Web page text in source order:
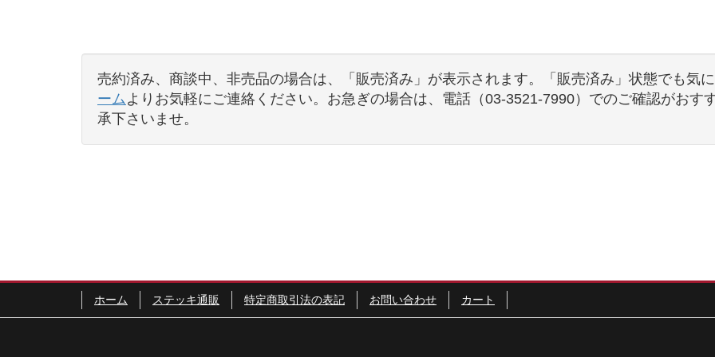
売約済み、商談中、非売品の場合は、「販売済み」が表示されます。「販売済み」状態でも気
ームよりお気軽にご連絡ください。お急ぎの場合は、電話（03-3521-7990）でのご確認がおす
承下さいませ。
ホーム ステッキ通販 特定商取引法の表記 お問い合わせ カート